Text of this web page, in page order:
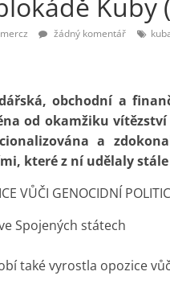
Kuby
žádný komentář
obchodní a
od okamžiku
a
které z ní udělaly
VŮČI GENOCIDNÍ
Spojených státech
také vyrostla opozice